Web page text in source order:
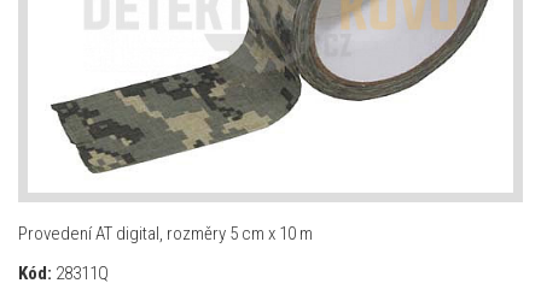
Provedení AT digital, rozměry 5 cm x 10 m
Kód: 28311Q